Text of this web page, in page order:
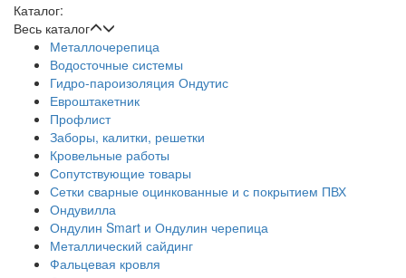
Каталог:
Весь каталог
Металлочерепица
Водосточные системы
Гидро-пароизоляция Ондутис
Евроштакетник
Профлист
Заборы, калитки, решетки
Кровельные работы
Сопутствующие товары
Сетки сварные оцинкованные и с покрытием ПВХ
Ондувилла
Ондулин Smart и Ондулин черепица
Металлический сайдинг
Фальцевая кровля